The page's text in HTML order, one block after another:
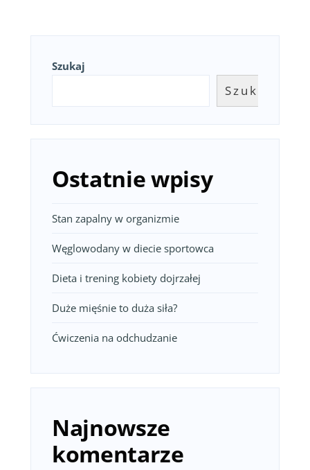
Szukaj
Szukaj
Ostatnie wpisy
Stan zapalny w organizmie
Węglowodany w diecie sportowca
Dieta i trening kobiety dojrzałej
Duże mięśnie to duża siła?
Ćwiczenia na odchudzanie
Najnowsze
komentarze